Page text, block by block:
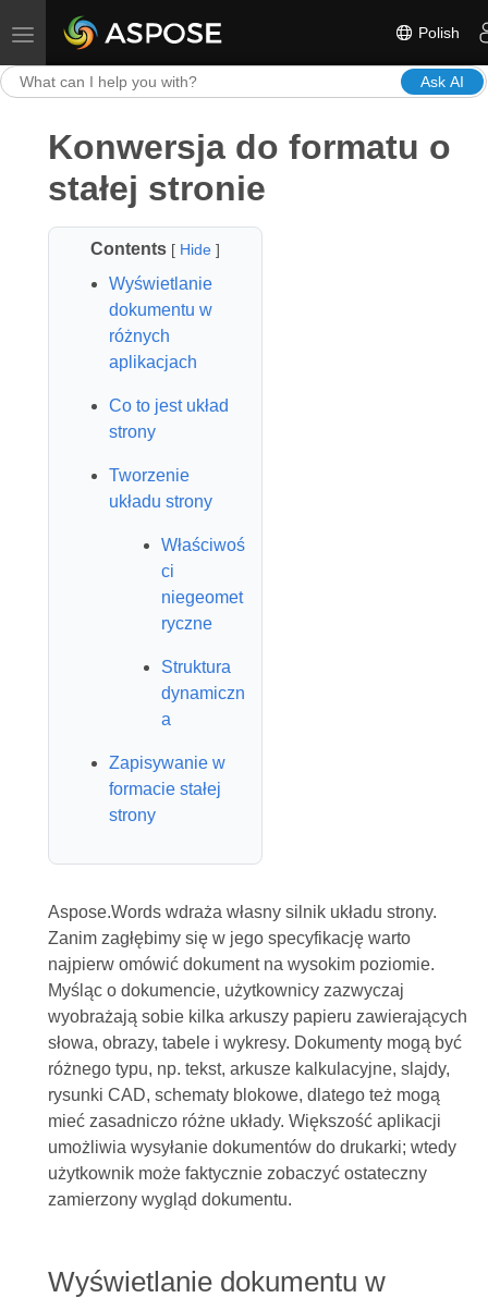
Toggle navigation Polish
Ask AI
Konwersja do formatu o
stałej stronie
Contents [ Hide]
Wyświetlanie
dokumentu w
różnych
aplikacjach
Co to jest układ
strony
Tworzenie
układu strony
Właściwoś
ci
niegeomet
ryczne
Struktura
dynamiczn
a
Zapisywanie w
formacie stałej
strony
Aspose.Words wdraża własny silnik układu strony.
Zanim zagłębimy się w jego specyfikację warto
najpierw omówić dokument na wysokim poziomie.
Myśląc o dokumencie, użytkownicy zazwyczaj
wyobrażają sobie kilka arkuszy papieru zawierających
słowa, obrazy, tabele i wykresy. Dokumenty mogą być
różnego typu, np. tekst, arkusze kalkulacyjne, slajdy,
rysunki CAD, schematy blokowe, dlatego też mogą
mieć zasadniczo różne układy. Większość aplikacji
umożliwia wysyłanie dokumentów do drukarki; wtedy
użytkownik może faktycznie zobaczyć ostateczny
zamierzony wygląd dokumentu.
Wyświetlanie dokumentu w